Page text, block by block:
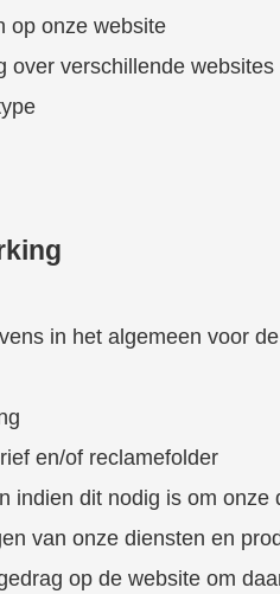
op onze website
over verschillende
in het algemeen voor
en/of reclamefolder
indien dit nodig is om
van onze diensten en
op de website om